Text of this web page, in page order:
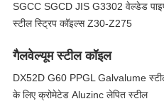
SGCC SGCD JIS G3302 वेल्डेड पाइप
स्टील स्ट्रिप कॉइल्स Z30-Z275
गैलवेल्यूम स्टील कॉइल
DX52D G60 PPGL Galvalume
के लिए क्रोमेटेड Aluzinc लेपित स्टील